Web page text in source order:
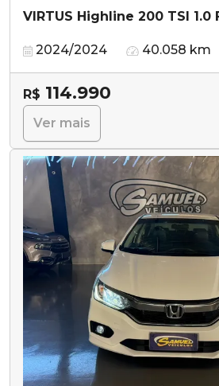
VIRTUS Highline 200 TSI 1.0
2024/2024 40.058 km
R$ 114.990
Ver mais